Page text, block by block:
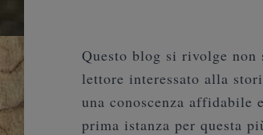
Questo blog si rivolge
lettore interessato alla
una conoscenza affidabile
prima istanza per questa